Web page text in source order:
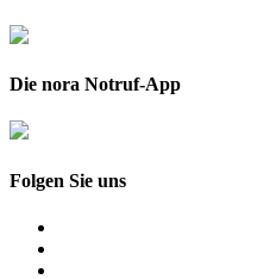
Die nora Notruf-App
Folgen Sie uns